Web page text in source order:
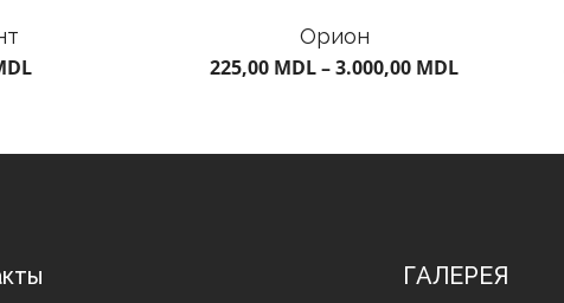
Орион
225,00 MDL–3.000,00 MDL
ГАЛЕРЕЯ